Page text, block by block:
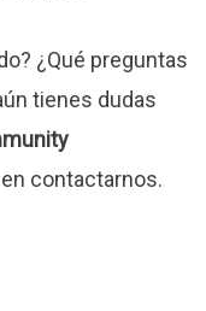
¿Qué preguntas
tienes dudas
contactarnos.